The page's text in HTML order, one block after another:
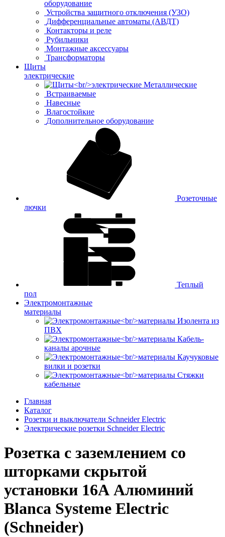
оборудование
Устройства защитного отключения (УЗО)
Дифференциальные автоматы (АВДТ)
Контакторы и реле
Рубильники
Монтажные аксессуары
Трансформаторы
Щиты
электрические
Металлические
Встраиваемые
Навесные
Влагостойкие
Дополнительное оборудование
Розеточные
лючки
Теплый
пол
Электромонтажные
материалы
Изолента из
ПВХ
Кабель-
каналы арочные
Каучуковые
вилки и розетки
Стяжки
кабельные
Главная
Каталог
Розетки и выключатели Schneider Electric
Электрические розетки Schneider Electric
Розетка с заземлением со
шторками скрытой
установки 16А Алюминий
Blanca Systeme Electric
(Schneider)